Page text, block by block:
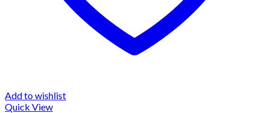
Add to wishlist
Quick View